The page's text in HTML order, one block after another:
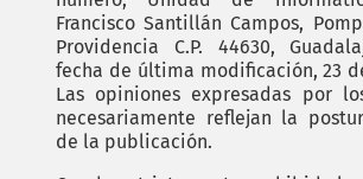
Francisco Santillán Campos,
Providencia C.P. 44630,
fecha de última modificación, 23
Las opiniones expresadas por
necesariamente reflejan la
de la publicación.